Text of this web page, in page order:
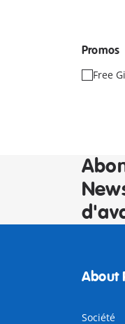
Promos
Free
About
Société